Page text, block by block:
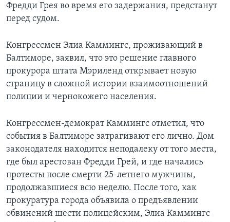
Фредди Грея во время его задержания, предстанут
перед судом.
Конгрессмен Элиа Каммингс, проживающий в
Балтиморе, заявил, что это решение главного
прокурора штата Мэриленд открывает новую
страницу в сложной истории взаимоотношений
полиции и чернокожего населения.
Конгрессмен-демократ Каммингс отметил, что
события в Балтиморе затрагивают его лично. Дом
законодателя находится неподалеку от того места,
где был арестован Фредди Грей, и где начались
протесты после смерти 25-летнего мужчины,
продолжавшиеся всю неделю. После того, как
прокуратура города объявила о предъявлении
обвинений шести полицейским, Элиа Каммингс